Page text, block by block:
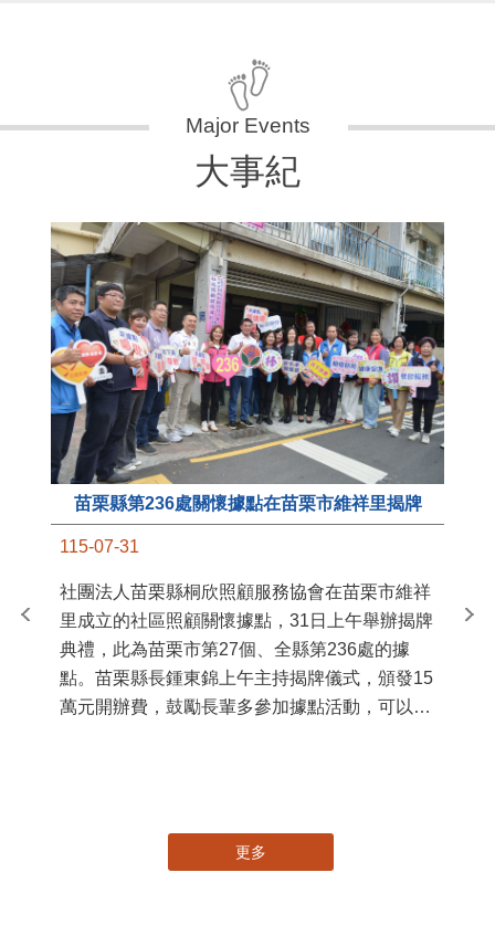
大事紀
苗栗縣第236處關懷據點在苗栗市維祥里揭牌
115-07-31
社團法人苗栗縣桐欣照顧服務協會在苗栗市維祥
里成立的社區照顧關懷據點，31日上午舉辦揭牌
典禮，此為苗栗市第27個、全縣第236處的據
點。苗栗縣長鍾東錦上午主持揭牌儀式，頒發15
萬元開辦費，鼓勵長輩多參加據點活動，可以更
苗
更多